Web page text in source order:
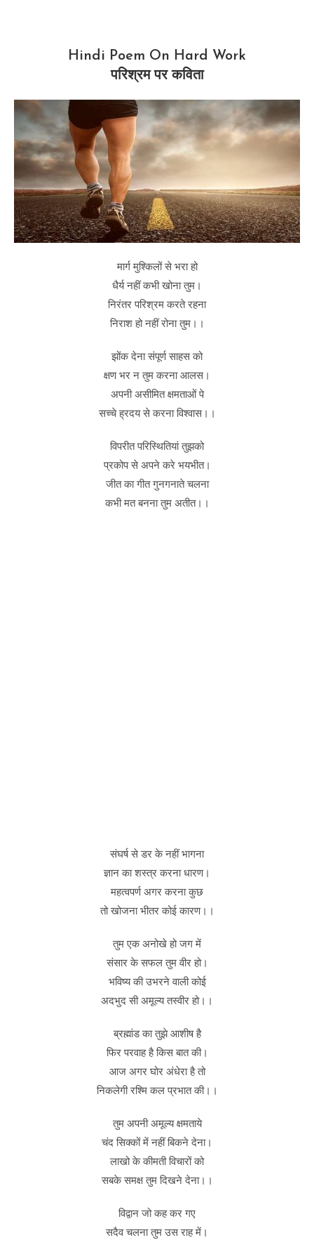
Hindi Poem On Hard Work
परिश्रम पर कविता
मार्ग मुश्किलों से भरा हो
धैर्य नहीं कभी खोना तुम।
निरंतर परिश्रम करते रहना
निराश हो नहीं रोना तुम।।
झोंक देना संपूर्ण साहस को
क्षण भर न तुम करना आलस।
अपनी असीमित क्षमताओं पे
सच्चे ह्रदय से करना विश्वास।।
विपरीत परिस्थितियां तुझको
प्रकोप से अपने करे भयभीत।
जीत का गीत गुनगनाते चलना
कभी मत बनना तुम अतीत।।
संघर्ष से डर के नहीं भागना
ज्ञान का शस्त्र करना धारण।
महत्वपर्ण अगर करना कुछ
तो खोजना भीतर कोई कारण।।
तुम एक अनोखे हो जग में
संसार के सफल तुम वीर हो।
भविष्य की उभरने वाली कोई
अदभुद सी अमूल्य तस्वीर हो।।
ब्रह्मांड का तुझे आशीष है
फिर परवाह है किस बात की।
आज अगर घोर अंधेरा है तो
निकलेगी रश्मि कल प्रभात की।।
तुम अपनी अमूल्य क्षमताये
चंद सिक्कों में नहीं बिकने देना।
लाखो के कीमती विचारों को
सबके समक्ष तुम दिखने देना।।
विद्वान जो कह कर गए
सदैव चलना तुम उस राह में।